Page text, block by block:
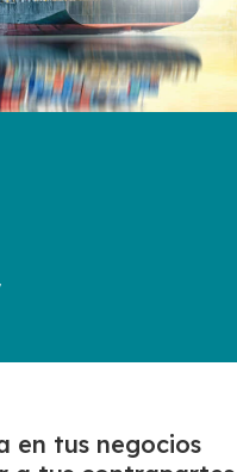
en tus negocios